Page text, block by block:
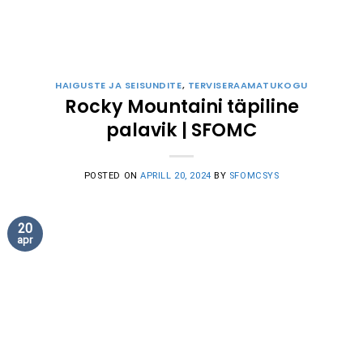
HAIGUSTE JA SEISUNDITE, TERVISERAAMATUKOGU
Rocky Mountaini täpiline
palavik | SFOMC
POSTED ONAPRILL 20, 2024 BY SFOMCSYS
20
apr